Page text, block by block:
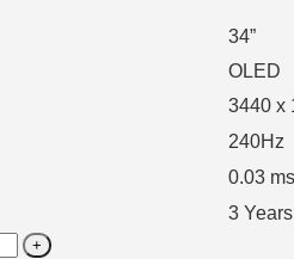
34”
OLED
3440 x
240Hz
0.03
3 Years